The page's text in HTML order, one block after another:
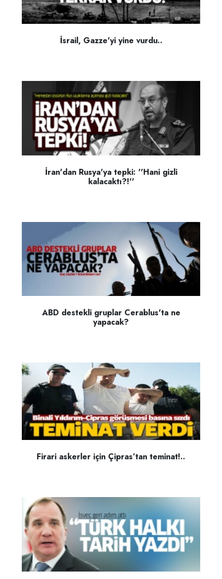
İsrail, Gazze'yi yine vurdu..
İran'dan Rusya'ya tepki: ''Hani gizli
kalacaktı?!''
ABD destekli gruplar Cerablus'ta ne
yapacak?
Firari askerler için Çipras’tan teminat!..